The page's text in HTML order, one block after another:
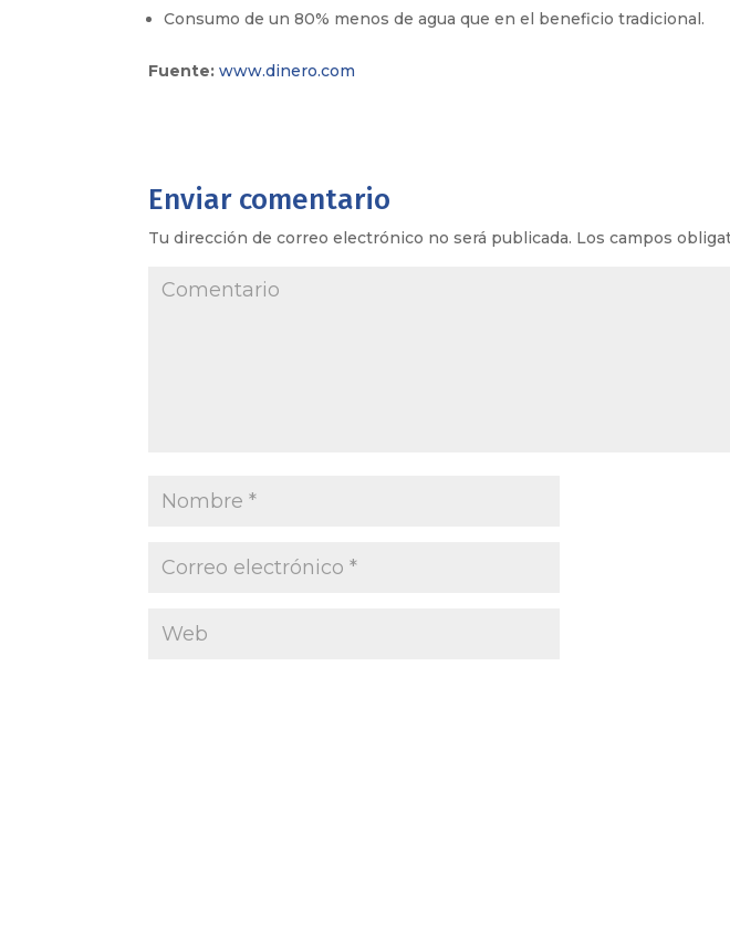
Consumo de un 80% menos de agua que en el beneficio tradicional.
Fuente:www.dinero.com
Enviar comentario
Tu dirección de correo electrónico no será publicada. Los campos